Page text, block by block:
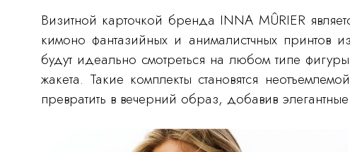
Визитной карточкой бренда INNA MÛRIER
кимоно фантазийных и анималистчных принтов
будут идеально смотреться на любом типе
жакета. Такие комплекты становятся
превратить в вечерний образ, добавив